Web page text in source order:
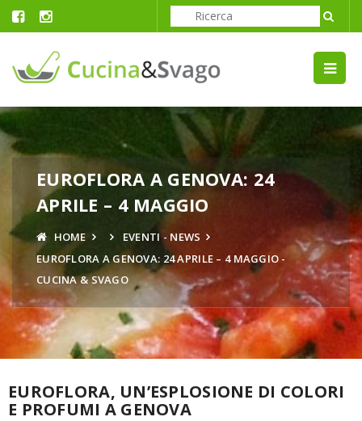
EUROFLORA A GENOVA: 24
APRILE – 4 MAGGIO
HOME
EVENTI - NEWS
EUROFLORA A GENOVA: 24 APRILE – 4 MAGGIO -
CUCINA & SVAGO
EUROFLORA, UN’ESPLOSIONE DI COLORI
E PROFUMI A GENOVA